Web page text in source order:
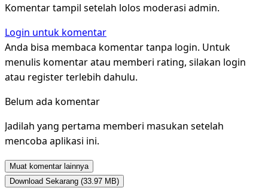
Komentar tampil setelah lolos moderasi admin.
Login untuk komentar
Anda bisa membaca komentar tanpa login. Untuk
menulis komentar atau memberi rating, silakan login
atau register terlebih dahulu.
Belum ada komentar
Jadilah yang pertama memberi masukan setelah
mencoba aplikasi ini.
Muat komentar lainnya
Download Sekarang (33.97 MB)